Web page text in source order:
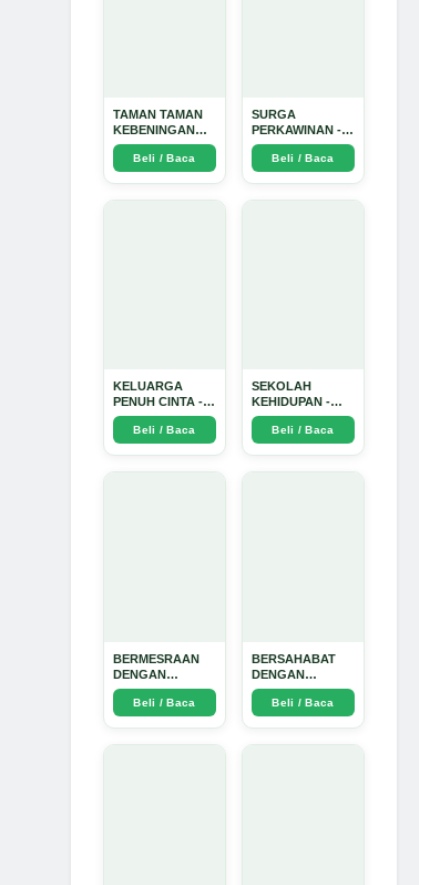
TAMAN TAMAN
KEBENINGAN
HATI - Arda
DinataBeli / Baca
SURGA
PERKAWINAN -
Arda Dinata
Beli / Baca
KELUARGA
PENUH CINTA -
Arda Dinata
Beli / Baca
SEKOLAH
KEHIDUPAN -
Arda Dinata
Beli / Baca
BERMESRAAN
DENGAN
KEBAIKAN - Arda
DinataBeli / Baca
BERSAHABAT
DENGAN
NYAMUK: Jurus
Jitu Atasi
Penyakit
Beli / Baca